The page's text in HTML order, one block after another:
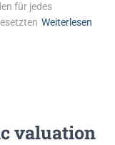
für jedes
Weiterlesen
valuation